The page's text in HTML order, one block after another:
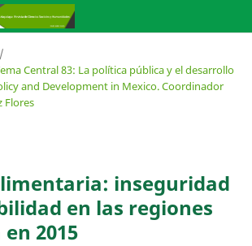
/
Central 83: La política pública y el desarrollo
and Development in Mexico. Coordinador
Flores
inseguridad
en las regiones
2015